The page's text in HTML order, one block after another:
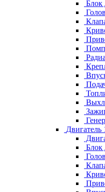
Блок
Двигатель
Блок